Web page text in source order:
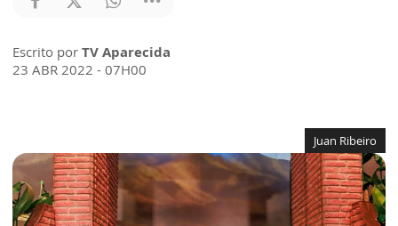
Escrito por TV Aparecida
23 ABR 2022 - 07H00
Juan Ribeiro